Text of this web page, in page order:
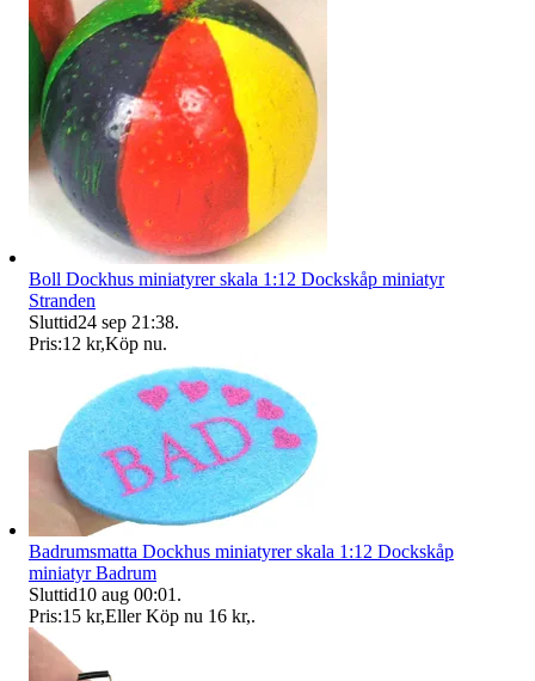
Boll Dockhus miniatyrer skala 1:12 Dockskåp miniatyr
Stranden
Sluttid24 sep 21:38.
Pris:12 kr,Köp nu.
Badrumsmatta Dockhus miniatyrer skala 1:12 Dockskåp
miniatyr Badrum
Sluttid10 aug 00:01 .
Pris:15 kr,Eller Köp nu 16 kr,.